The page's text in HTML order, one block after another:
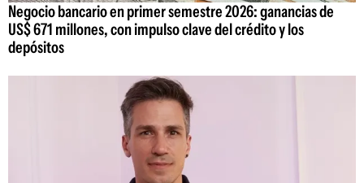
Negocio bancario en primer semestre 2026: ganancias de
US$ 671 millones, con impulso clave del crédito y los
depósitos